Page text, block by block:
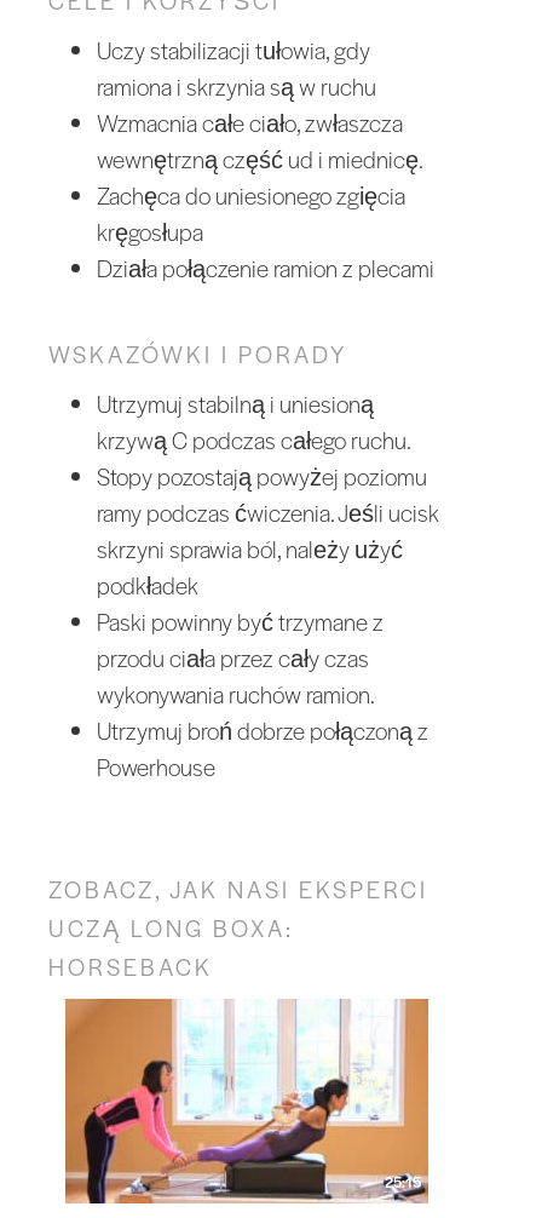
Uczy stabilizacji tułowia, gdy
ramiona i skrzynia są w ruchu
Wzmacnia całe ciało, zwłaszcza
wewnętrzną część ud i miednicę.
Zachęca do uniesionego zgięcia
kręgosłupa
Działa połączenie ramion z plecami
WSKAZÓWKI I PORADY
Utrzymuj stabilną i uniesioną
krzywą C podczas całego ruchu.
Stopy pozostają powyżej poziomu
ramy podczas ćwiczenia. Jeśli ucisk
skrzyni sprawia ból, należy użyć
podkładek
Paski powinny być trzymane z
przodu ciała przez cały czas
wykonywania ruchów ramion.
Utrzymuj broń dobrze połączoną z
Powerhouse
ZOBACZ, JAK NASI EKSPERCI
UCZĄ LONG BOXA:
HORSEBACK
25:15